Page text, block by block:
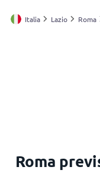
Le mie località
Italia Lazio Roma
Roma